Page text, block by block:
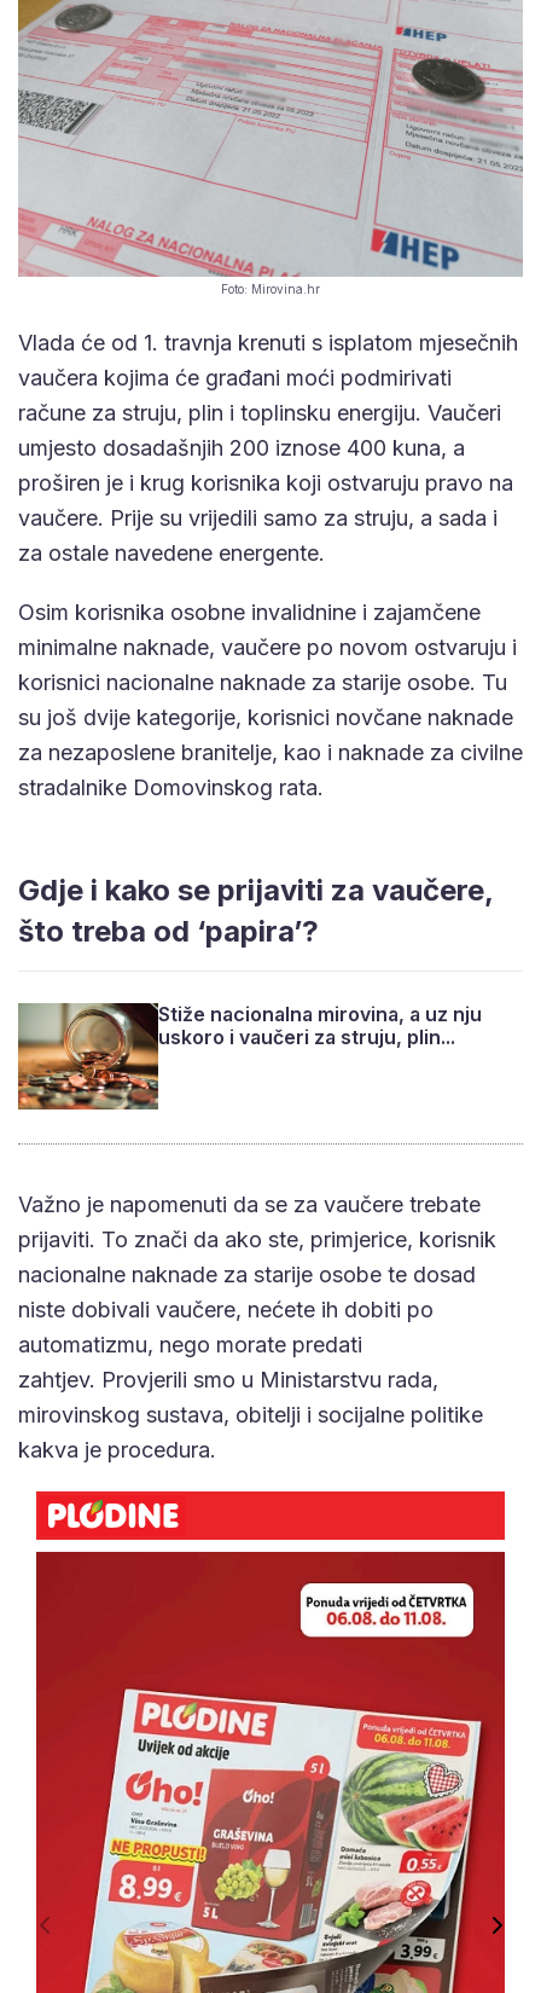
Foto: Mirovina.hr
Vlada će od 1. travnja krenuti s isplatom mjesečnih
vaučera kojima će građani moći podmirivati
račune za struju, plin i toplinsku energiju. Vaučeri
umjesto dosadašnjih 200 iznose 400 kuna, a
proširen je i krug korisnika koji ostvaruju pravo na
vaučere. Prije su vrijedili samo za struju, a sada i
za ostale navedene energente.
Osim korisnika osobne invalidnine i zajamčene
minimalne naknade, vaučere po novom ostvaruju i
korisnici nacionalne naknade za starije osobe. Tu
su još dvije kategorije, korisnici novčane naknade
za nezaposlene branitelje, kao i naknade za civilne
stradalnike Domovinskog rata.
Gdje i kako se prijaviti za vaučere,
što treba od ‘papira’?
Stiže nacionalna mirovina, a uz nju
uskoro i vaučeri za struju, plin...
Važno je napomenuti da se za vaučere trebate
prijaviti. To znači da ako ste, primjerice, korisnik
nacionalne naknade za starije osobe te dosad
niste dobivali vaučere, nećete ih dobiti po
automatizmu, nego morate predati
zahtjev. Provjerili smo u Ministarstvu rada,
mirovinskog sustava, obitelji i socijalne politike
kakva je procedura.